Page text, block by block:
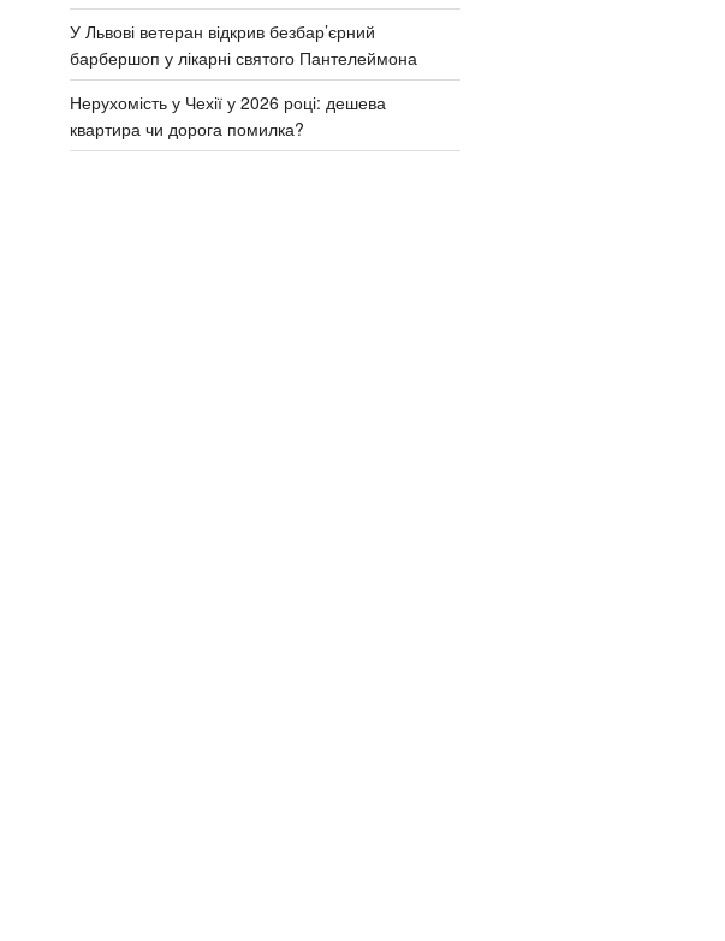
У Львові ветеран відкрив безбар’єрний
барбершоп у лікарні святого Пантелеймона
Нерухомість у Чехії у 2026 році: дешева
квартира чи дорога помилка?